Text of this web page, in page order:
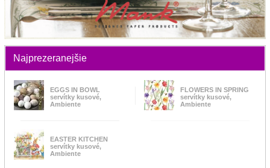
Najprezeranejšie
EGGS IN BOWL
servítky kusové,
Ambiente
FLOWERS IN SPRING
servítky kusové,
Ambiente
EASTER KITCHEN
servítky kusové,
Ambiente